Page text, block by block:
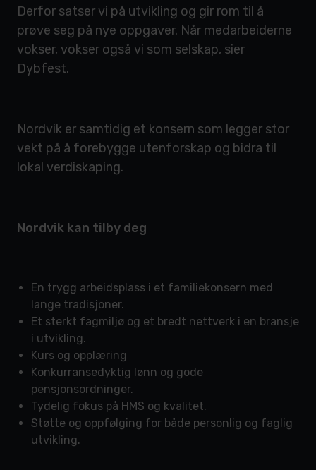
Derfor satser vi på utvikling og gir rom til å
prøve seg på nye oppgaver. Når medarbeiderne
vokser, vokser også vi som selskap, sier
Dybfest.
Nordvik er samtidig et konsern som legger stor
vekt på å forebygge utenforskap og bidra til
lokal verdiskaping.
Nordvik kan tilby deg
En trygg arbeidsplass i et familiekonsern med
lange tradisjoner.
Et sterkt fagmiljø og et bredt nettverk i en bransje
i utvikling.
Kurs og opplæring
Konkurransedyktig lønn og gode
pensjonsordninger.
Tydelig fokus på HMS og kvalitet.
Støtte og oppfølging for både personlig og faglig
utvikling.